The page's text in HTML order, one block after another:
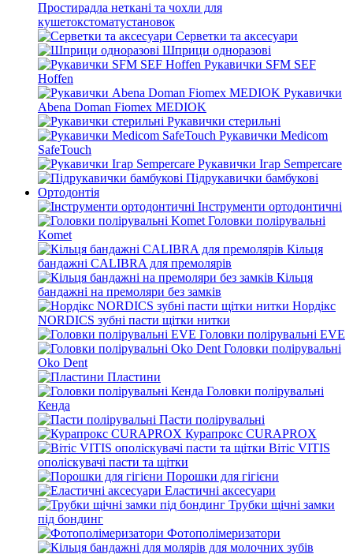
Простирадла неткані та чохли для
кушетокстоматустановок
Серветки та аксесуари
Шприци одноразові
Рукавички SFM SEF
Hoffen
Рукавички
Abena Doman Fiomex MEDIOK
Рукавички стерильні
Рукавички Medicom
SafeTouch
Рукавички Ігар Sempercare
Підрукавички бамбукові
Ортодонтія
Інструменти ортодонтичні
Головки полірувальні
Komet
Кільця
бандажні CALIBRA для премолярів
Кільця
бандажні на премоляри без замків
Нордікс
NORDICS зубні пасти щітки нитки
Головки полірувальні EVE
Головки полірувальні
Oko Dent
Пластини
Головки полірувальні
Кенда
Пасти полірувальні
Курапрокс CURAPROX
Вітіс VITIS
ополіскувачі пасти та щітки
Порошки для гігієни
Еластичні аксесуари
Трубки щічні замки
під бондинг
Фотополімеризатори